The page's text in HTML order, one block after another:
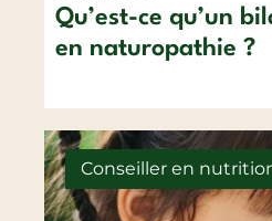
Qu’est-ce qu’un
en naturopathie ?
Conseiller en